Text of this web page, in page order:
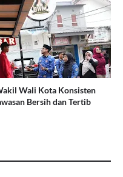
Wali Kota Konsisten
Bersih dan Tertib